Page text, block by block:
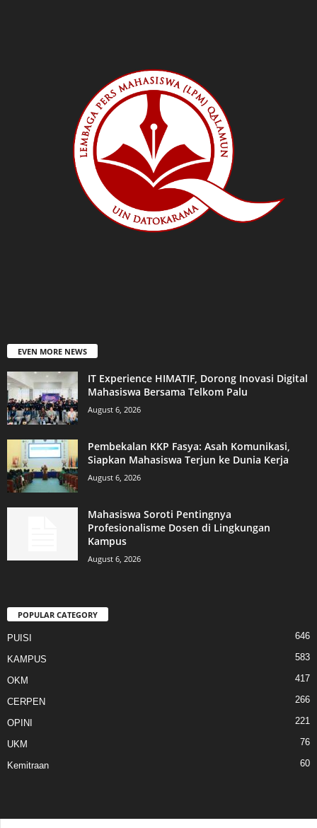
EVEN MORE NEWS
IT Experience HIMATIF, Dorong Inovasi Digital
Mahasiswa Bersama Telkom Palu
August 6, 2026
Pembekalan KKP Fasya: Asah Komunikasi,
Siapkan Mahasiswa Terjun ke Dunia Kerja
August 6, 2026
Mahasiswa Soroti Pentingnya
Profesionalisme Dosen di Lingkungan
Kampus
August 6, 2026
POPULAR CATEGORY
PUISI 646
KAMPUS 583
OKM 417
CERPEN 266
OPINI 221
UKM 76
Kemitraan 60